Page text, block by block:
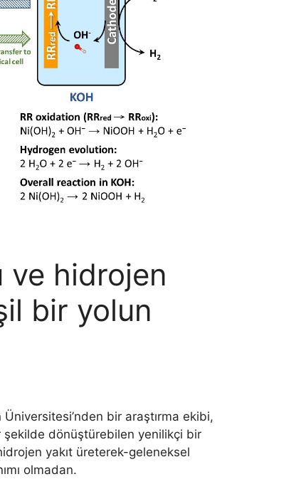
ve hidrojen
bir yolun
bir araştırma ekibi,
dönüştürebilen yenilikçi bir
yakıt üreterek-geleneksel
olmadan.